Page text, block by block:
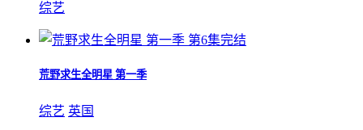
综艺
第6集完结
荒野求生全明星 第一季
综艺 英国